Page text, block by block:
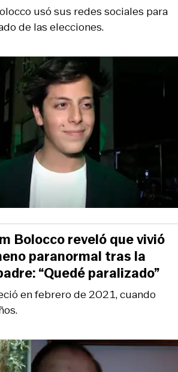
usó sus redes sociales para
de las elecciones.
en febrero de 2021, cuando
Bolocco reveló que vivió
paranormal tras la
“Quedé paralizado”